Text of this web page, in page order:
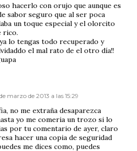
hacerlo con orujo que aunque es
sabor seguro que al ser poca
un toque especial y el olorcito
rico.
lo tengas todo recuperado y
el mal rato de el otro día!!
marzo de 2013 a las 15:29
no me extraña desaparezca
yo me comeria un trozo si lo
por tu comentario de ayer, claro
hacer una copia de seguridad
me dices como, puedes